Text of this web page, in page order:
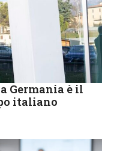
Germania è il
italiano